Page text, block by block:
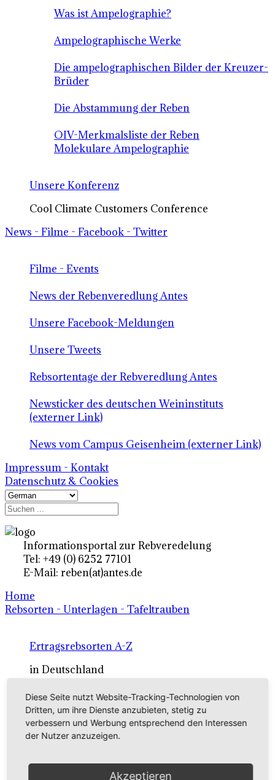
Was ist Ampelographie?
Ampelographische Werke
Die ampelographischen Bilder der Kreuzer-
Brüder
Die Abstammung der Reben
OIV-Merkmalsliste der Reben
Molekulare Ampelographie
Unsere Konferenz
Cool Climate Customers Conference
News - Filme - Facebook - Twitter
Filme - Events
News der Rebenveredlung Antes
Unsere Facebook-Meldungen
Unsere Tweets
Rebsortentage der Rebveredlung Antes
Newsticker des deutschen Weininstituts
(externer Link)
News vom Campus Geisenheim (externer Link)
Impressum - Kontakt
Datenschutz & Cookies
Informationsportal zur Rebveredelung
Tel: +49 (0) 6252 77101
E-Mail: reben(at)antes.de
Home
Rebsorten - Unterlagen - Tafeltrauben
Ertragsrebsorten A-Z
in Deutschland
Rebsorten international
externe Links
Tafeltraubensorten
Diese Seite nutzt Website-Tracking-Technologien von
Dritten, um ihre Dienste anzubieten, stetig zu
verbessern und Werbung entsprechend den Interessen
der Nutzer anzuzeigen.
Akzeptieren